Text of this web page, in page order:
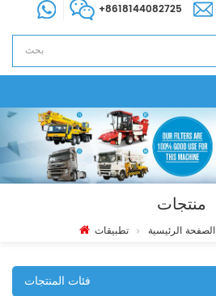
+8618144082725
منتجات
الصفحة الرئيسية تطبيقات
فئات المنتجات